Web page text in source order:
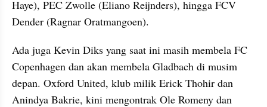
Haye), PEC Zwolle (Eliano Reijnders), hingga FCV
Dender (Ragnar Oratmangoen).
Ada juga Kevin Diks yang saat ini masih membela FC
Copenhagen dan akan membela Gladbach di musim
depan. Oxford United, klub milik Erick Thohir dan
Anindya Bakrie, kini mengontrak Ole Romeny dan